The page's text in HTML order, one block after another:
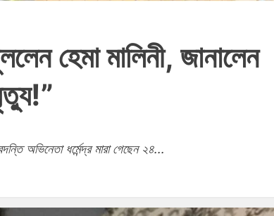
হেমা মালিনী, জানালেন
অভিনেতা ধর্মেন্দ্র মারা গেছেন ২৪...